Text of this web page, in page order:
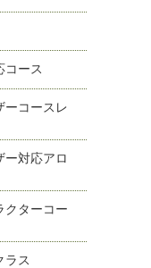
コース
ーコースレ
ー対応アロ
クターコー
ラス